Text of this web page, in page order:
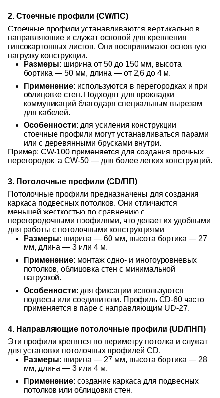
2. Стоечные профили (CW/ПС)
Стоечные профили устанавливаются вертикально в
направляющие и служат основой для крепления
гипсокартонных листов. Они воспринимают основную
нагрузку конструкции.
Размеры: ширина от 50 до 150 мм, высота
бортика — 50 мм, длина — от 2,6 до 4 м.
Применение: используются в перегородках и при
облицовке стен. Подходят для прокладки
коммуникаций благодаря специальным вырезам
для кабелей.
Особенности: для усиления конструкции
стоечные профили могут устанавливаться парами
или с деревянными брусками внутри.
Пример: CW-100 применяется для создания прочных
перегородок, а CW-50 — для более легких конструкций.
3. Потолочные профили (CD/ПП)
Потолочные профили предназначены для создания
каркаса подвесных потолков. Они отличаются
меньшей жесткостью по сравнению с
перегородочными профилями, что делает их удобными
для работы с потолочными конструкциями.
Размеры: ширина — 60 мм, высота бортика — 27
мм, длина — 3 или 4 м.
Применение: монтаж одно- и многоуровневых
потолков, облицовка стен с минимальной
нагрузкой.
Особенности: для фиксации используются
подвесы или соединители. Профиль CD-60 часто
применяется в паре с направляющим UD-27.
4. Направляющие потолочные профили (UD/ПНП)
Эти профили крепятся по периметру потолка и служат
для установки потолочных профилей CD.
Размеры: ширина — 27 мм, высота бортика — 28
мм, длина — 3 или 4 м.
Применение: создание каркаса для подвесных
потолков или облицовки стен.